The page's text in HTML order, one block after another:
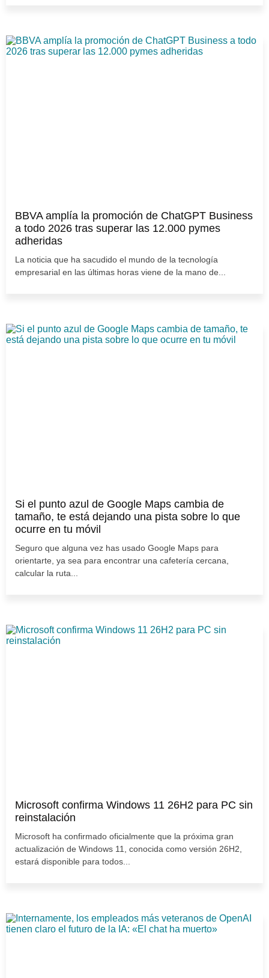
BBVA amplía la promoción de ChatGPT Business
a todo 2026 tras superar las 12.000 pymes
adheridas
La noticia que ha sacudido el mundo de la tecnología
empresarial en las últimas horas viene de la mano de...
Si el punto azul de Google Maps cambia de
tamaño, te está dejando una pista sobre lo que
ocurre en tu móvil
Seguro que alguna vez has usado Google Maps para
orientarte, ya sea para encontrar una cafetería cercana,
calcular la ruta...
Microsoft confirma Windows 11 26H2 para PC sin
reinstalación
Microsoft ha confirmado oficialmente que la próxima gran
actualización de Windows 11, conocida como versión 26H2,
estará disponible para todos...